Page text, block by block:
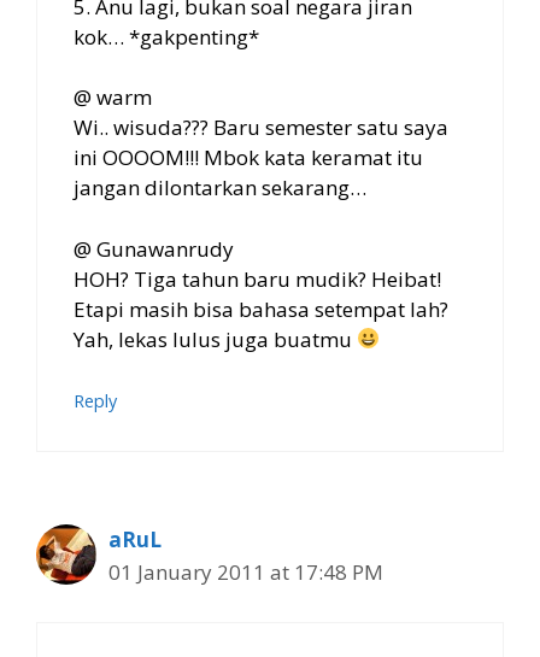
5. Anu lagi, bukan soal negara jiran
kok… *gakpenting*
@ warm
Wi.. wisuda??? Baru semester satu saya
ini OOOOM!!! Mbok kata keramat itu
jangan dilontarkan sekarang…
@ Gunawanrudy
HOH? Tiga tahun baru mudik? Heibat!
Etapi masih bisa bahasa setempat lah?
Yah, lekas lulus juga buatmu
Reply
aRuL
01 January 2011 at 17:48 PM